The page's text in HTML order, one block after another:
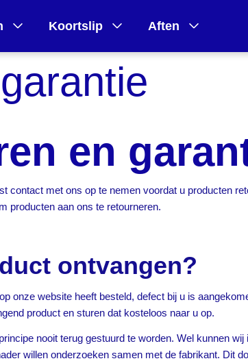
Koortslip Aften
en
contact met ons op te nemen voordat u producten
producten aan ons te retourneren.
ontvangen?
onze website heeft besteld, defect bij u is
product en sturen dat kosteloos naar u op.
nooit terug gestuurd te worden. Wel kunnen
willen onderzoeken samen met de fabrikant. Dit